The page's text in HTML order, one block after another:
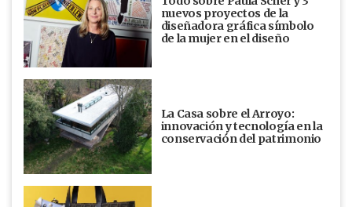
nuevos proyectos de la
diseñadora gráfica símbolo
de la mujer en el diseño
La Casa sobre el Arroyo:
innovación y tecnología en la
conservación del patrimonio